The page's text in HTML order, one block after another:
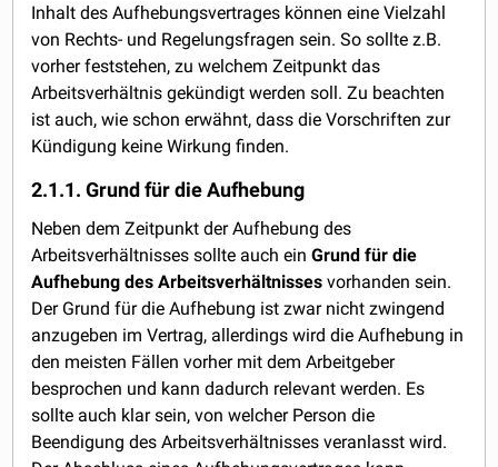
Inhalt des Aufhebungsvertrages können eine Vielzahl
von Rechts- und Regelungsfragen sein. So sollte z.B.
vorher feststehen, zu welchem Zeitpunkt das
Arbeitsverhältnis gekündigt werden soll. Zu beachten
ist auch, wie schon erwähnt, dass die Vorschriften zur
Kündigung keine Wirkung finden.
2.1.1. Grund für die Aufhebung
Neben dem Zeitpunkt der Aufhebung des
Arbeitsverhältnisses sollte auch einGrund für die
Aufhebung des Arbeitsverhältnisses vorhanden sein.
Der Grund für die Aufhebung ist zwar nicht zwingend
anzugeben im Vertrag, allerdings wird die Aufhebung in
den meisten Fällen vorher mit dem Arbeitgeber
besprochen und kann dadurch relevant werden. Es
sollte auch klar sein, von welcher Person die
Beendigung des Arbeitsverhältnisses veranlasst wird.